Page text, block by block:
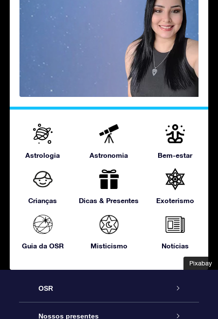
Pixabay
Pixabay
Astrologia Astronomia Bem-estar
Crianças Dicas & Presentes Exoterismo
Guia da OSR Misticismo Notícias
OSR
Serviço
Nossos presentes